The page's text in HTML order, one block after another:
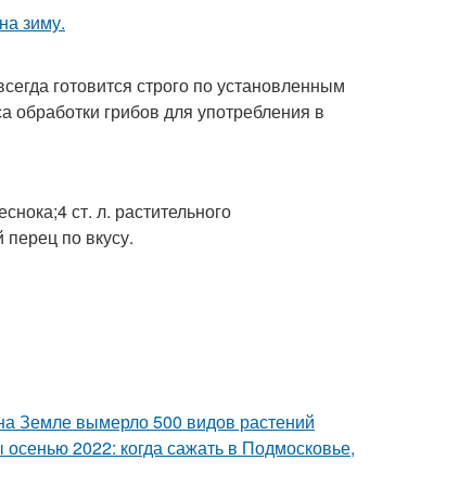
готовится строго по установленным
обработки грибов для употребления в
ст. л. растительного
по вкусу.
Земле вымерло 500 видов растений
2022: когда сажать в Подмосковье,